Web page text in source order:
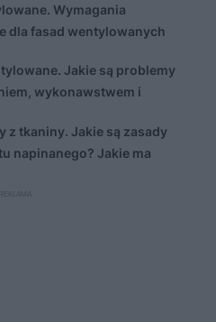
Wymagania
dla fasad wentylowanych
Jakie są problemy
wykonawstwem i
z tkaniny. Jakie są zasady
napinanego? Jakie ma